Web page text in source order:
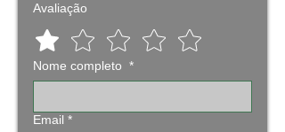
Avaliação
Nome completo *
Email *